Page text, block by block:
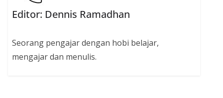
Editor: Dennis Ramadhan
Seorang pengajar dengan hobi belajar,
mengajar dan menulis.